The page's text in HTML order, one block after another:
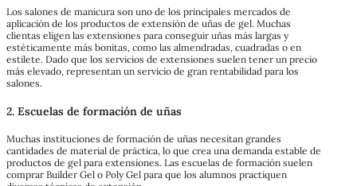
Los salones de manicura son uno de los principales mercados de
aplicación de los productos de extensión de uñas de gel. Muchas
clientas eligen las extensiones para conseguir uñas más largas y
estéticamente más bonitas, como las almendradas, cuadradas o en
estilete. Dado que los servicios de extensiones suelen tener un precio
más elevado, representan un servicio de gran rentabilidad para los
salones.
2. Escuelas de formación de uñas
Muchas instituciones de formación de uñas necesitan grandes
cantidades de material de práctica, lo que crea una demanda estable de
productos de gel para extensiones. Las escuelas de formación suelen
comprar Builder Gel o Poly Gel para que los alumnos practiquen